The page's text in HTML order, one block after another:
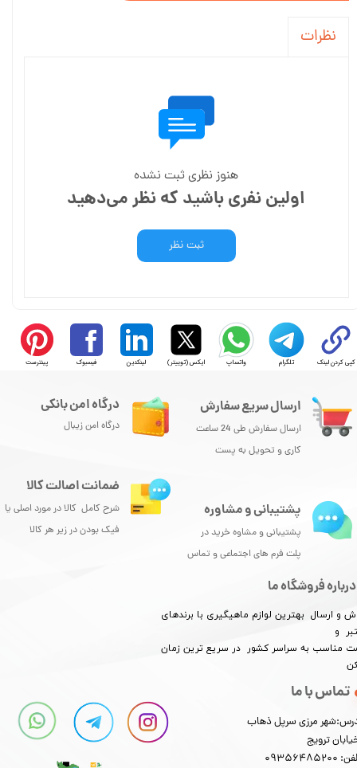
نظرات
هنوز نظری ثبت نشده
اولین نفری باشید که نظر می‌دهید
ثبت نظر
کپی کردن لینک تلگرام واتساپ ایکس (توییتر) لینکدین فیسبوک پینترست
ارسال سریع سفارش
ارسال سفارش طی 24 ساعت
کاری و تحویل به پست
درباره فروشگاه ما
و ارسال بهترین لوازم ماهیگیری با برندهای
و
مناسب به سراسر کشور در سریع ترین زمان
تماس با ما
مرزی سرپل ذهاب
ترویج
درگاه امن بانکی
درگاه امن زیبال
پشتیبانی و مشاوره
پشتیبانی و مشاوه خرید در
پلت فرم های اجتماعی و تماس
ضمانت اصالت کالا
شرح کامل کالا در مورد اصلی یا
فیک بودن در زیر هر کالا